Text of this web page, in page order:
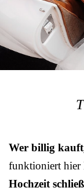
Wer billig
funktioniert hier
Hochzeit